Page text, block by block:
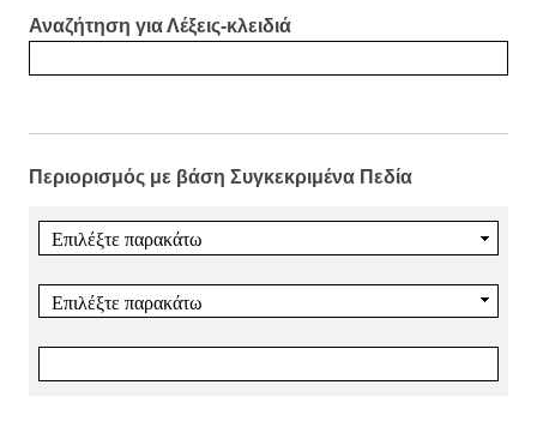
Αναζήτηση για Λέξεις-κλειδιά
Περιορισμός με βάση Συγκεκριμένα Πεδία